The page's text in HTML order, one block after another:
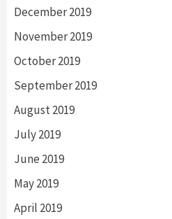
December 2019
November 2019
October 2019
September 2019
August 2019
July 2019
June 2019
May 2019
April 2019